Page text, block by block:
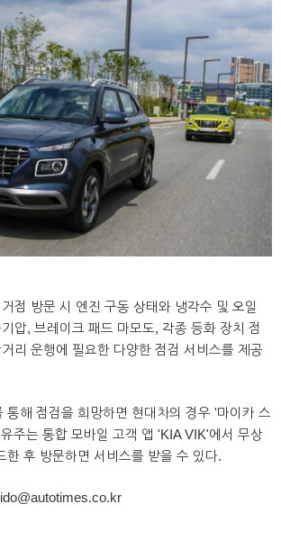
점 방문 시 엔진 구동 상태와 냉각수 및 오일
압, 브레이크 패드 마모도, 각종 등화 장치 점
리 운행에 필요한 다양한 점검 서비스를 제공
통해 점검을 희망하면 현대차의 경우 '마이카 스
주는 통합 모바일 고객 앱 'KIA VIK'에서 무상
한 후 방문하면 서비스를 받을 수 있다.